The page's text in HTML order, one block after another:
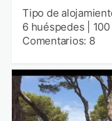
Tipo de
6 huéspedes
100
Comentarios: 8